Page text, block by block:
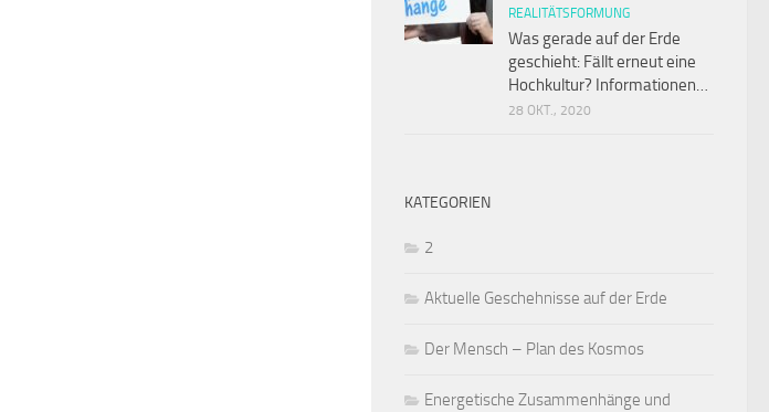
REALITÄTSFORMUNG
Was gerade auf der Erde
geschieht: Fällt erneut eine
Hochkultur? Informationen…
28 OKT., 2020
KATEGORIEN
2
Aktuelle Geschehnisse auf der Erde
Der Mensch – Plan des Kosmos
Energetische Zusammenhänge und